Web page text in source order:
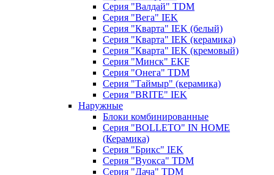
Серия "Валдай" TDM
Серия "Вега" IEK
Серия "Кварта" IEK (белый)
Серия "Кварта" IEK (керамика)
Серия "Кварта" IEK (кремовый)
Серия "Минск" EKF
Серия "Онега" TDM
Серия "Таймыр" (керамика)
Серия "BRITE" IEK
Наружные
Блоки комбинированные
Серия "BОLLETO" IN HOME
(Керамика)
Серия "Брикс" IEK
Серия "Вуокса" TDM
Серия "Дача" TDM